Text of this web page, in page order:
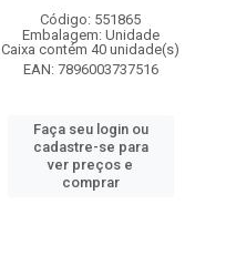
Código: 551865
Embalagem: Unidade
Caixa contém 40 unidade(s)
EAN: 7896003737516
Faça seu login ou
cadastre-se para
ver preços e
comprar